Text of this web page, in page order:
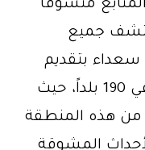
متشوقاً
جميع
سعداء بتقديم
المسلسل لمشتركينا في 190 بلداً، حيث
هذه المنطقة
المشوقة